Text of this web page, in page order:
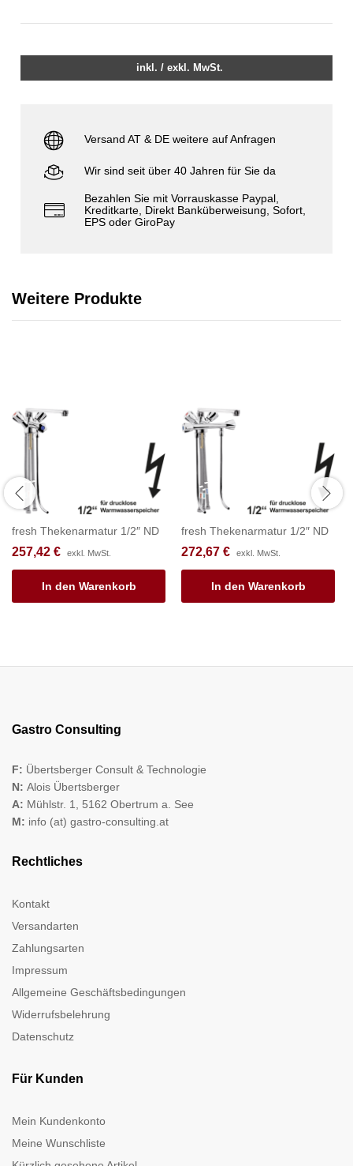
inkl. / exkl. MwSt.
Versand AT & DE weitere auf Anfragen
Wir sind seit über 40 Jahren für Sie da
Bezahlen Sie mit Vorrauskasse Paypal,
Kreditkarte, Direkt Banküberweisung, Sofort,
EPS oder GiroPay
Weitere Produkte
fresh Thekenarmatur 1/2″ ND
257,42 € exkl. MwSt.
In den Warenkorb
fresh Thekenarmatur 1/2″ ND
272,67 € exkl. MwSt.
In den Warenkorb
Gastro Consulting
F: Übertsberger Consult & Technologie
N: Alois Übertsberger
A: Mühlstr. 1, 5162 Obertrum a. See
M: info (at) gastro-consulting.at
Rechtliches
Kontakt
Versandarten
Zahlungsarten
Impressum
Allgemeine Geschäftsbedingungen
Widerrufsbelehrung
Datenschutz
Für Kunden
Mein Kundenkonto
Meine Wunschliste